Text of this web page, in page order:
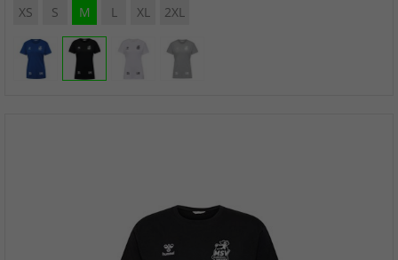
XS S M L XL 2XL